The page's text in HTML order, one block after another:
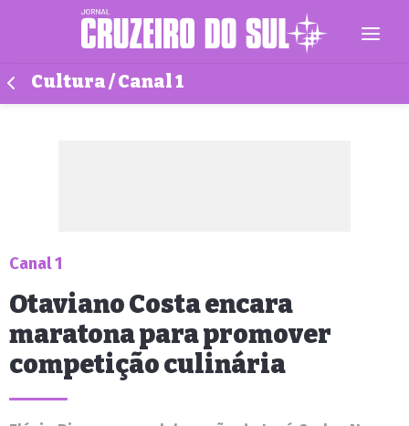
Cultura / Canal 1
Canal 1
Otaviano Costa encara
maratona para promover
competição culinária